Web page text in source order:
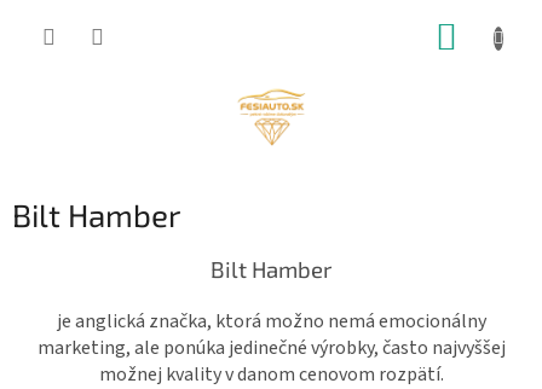
Bilt Hamber
Bilt Hamber
je anglická značka, ktorá možno nemá emocionálny
marketing, ale ponúka jedinečné výrobky, často najvyššej
možnej kvality v danom cenovom rozpätí.